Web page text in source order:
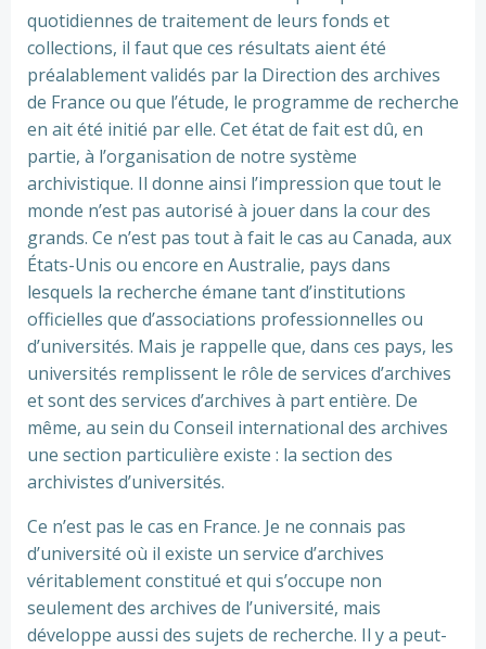
quotidiennes de traitement de leurs fonds et
collections, il faut que ces résultats aient été
préalablement validés par la Direction des archives
de France ou que l’étude, le programme de recherche
en ait été initié par elle. Cet état de fait est dû, en
partie, à l’organisation de notre système
archivistique. Il donne ainsi l’impression que tout le
monde n’est pas autorisé à jouer dans la cour des
grands. Ce n’est pas tout à fait le cas au Canada, aux
États-Unis ou encore en Australie, pays dans
lesquels la recherche émane tant d’institutions
officielles que d’associations professionnelles ou
d’universités. Mais je rappelle que, dans ces pays, les
universités remplissent le rôle de services d’archives
et sont des services d’archives à part entière. De
même, au sein du Conseil international des archives
une section particulière existe : la section des
archivistes d’universités.
Ce n’est pas le cas en France. Je ne connais pas
d’université où il existe un service d’archives
véritablement constitué et qui s’occupe non
seulement des archives de l’université, mais
développe aussi des sujets de recherche. Il y a peut-